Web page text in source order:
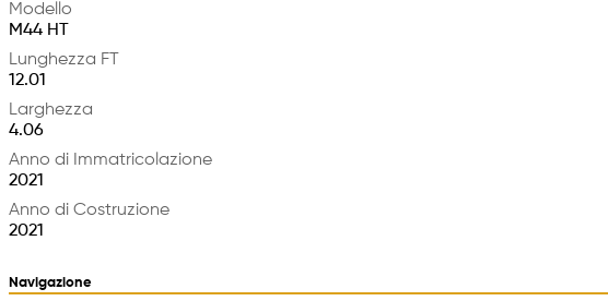
Modello
M44 HT
Lunghezza FT
12.01
Larghezza
4.06
Anno di Immatricolazione
2021
Anno di Costruzione
2021
Navigazione